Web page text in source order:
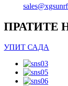
ПРАТИТЕ
УПИТ САДА